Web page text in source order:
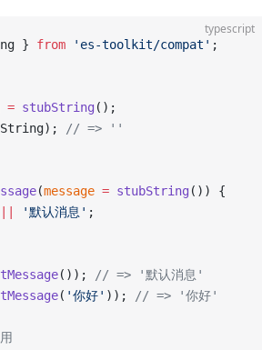
typescript
} from 'es-toolkit/compat' ;
= stubString ();
// => ''
(message = stubString ()) {
'默认消息' ;
());
// => '默认消息'
( '你好' )); // => '你好'